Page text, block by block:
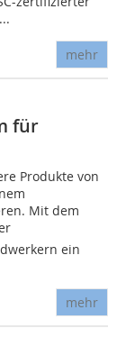
mehr
für
Produkte von
Mit dem
ein
mehr